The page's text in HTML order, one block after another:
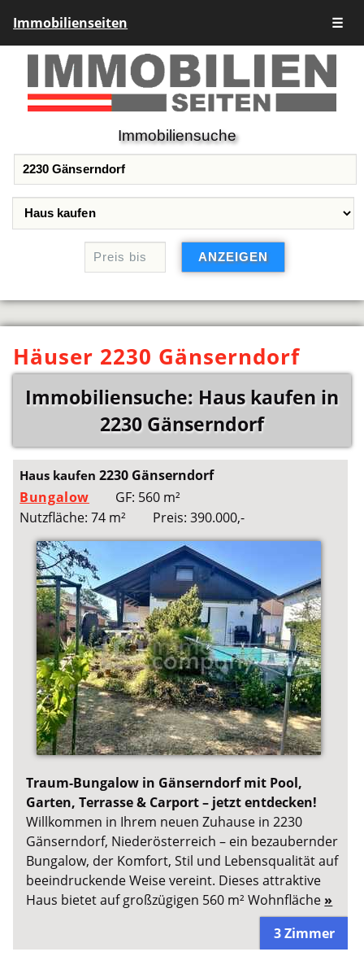
Immobilienseiten ☰
Immobiliensuche
Häuser 2230 Gänserndorf
Immobiliensuche: Haus kaufen in
2230 Gänserndorf
Haus kaufen2230 Gänserndorf
Bungalow
GF: 560 m²
Nutzfläche: 74 m²
Preis: 390.000,-
Traum-Bungalow in Gänserndorf mit Pool,
Garten, Terrasse & Carport – jetzt entdecken!
Willkommen in Ihrem neuen Zuhause in 2230
Gänserndorf, Niederösterreich – ein bezaubernder
Bungalow, der Komfort, Stil und Lebensqualität auf
beeindruckende Weise vereint. Dieses attraktive
Haus bietet auf großzügigen 560 m² Wohnfläche »
3 Zimmer